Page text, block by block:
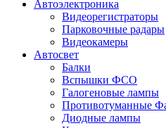
Автоэлектроника
Видеорегистраторы
Парковочные радары
Видеокамеры
Автосвет
Балки
Вспышки ФСО
Галогеновые лампы
Противотуманные
Диодные лампы